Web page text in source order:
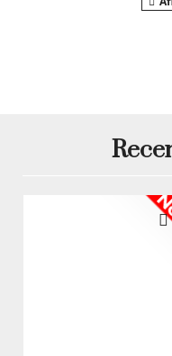
culorii pot varia in
prezentate pe site
in orice mod (culoare,